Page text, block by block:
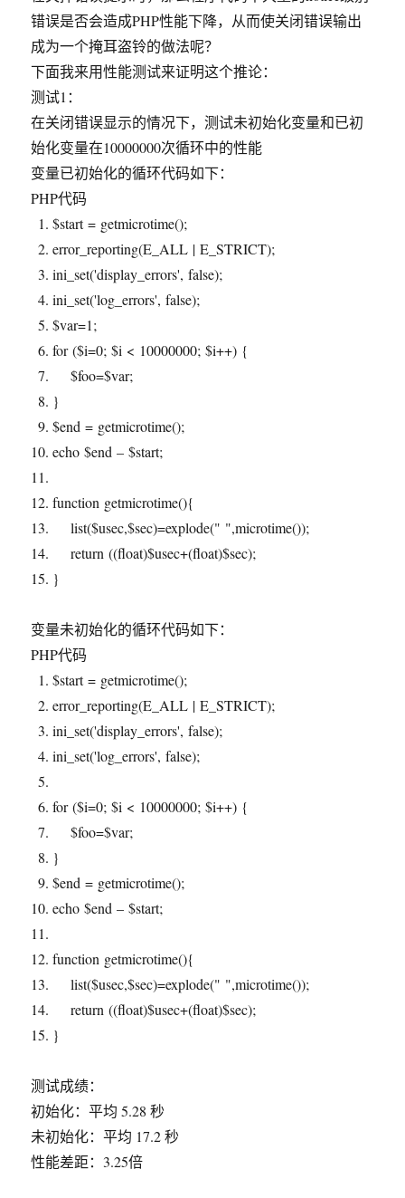
错误是否会造成PHP性能下降，从而使关闭错误输出
成为一个掩耳盗铃的做法呢？
下面我来用性能测试来证明这个推论：
测试1：
在关闭错误显示的情况下，测试未初始化变量和已初
始化变量在10000000次循环中的性能
变量已初始化的循环代码如下：
PHP代码
$start= getmicrotime();
error_reporting(E_ALL | E_STRICT);
ini_set('display_errors', false);
ini_set('log_errors', false);
$var=1;
for($i=0;$i < 10000000;$i++) {
$foo=$var;
}
$end = getmicrotime();
echo $end –$start;
function getmicrotime(){
list($usec,$sec)=explode(" ",microtime());
return ((float)$usec+(float)$sec);
}
变量未初始化的循环代码如下：
PHP代码
$start= getmicrotime();
error_reporting(E_ALL | E_STRICT);
ini_set('display_errors', false);
ini_set('log_errors', false);
for($i=0;$i < 10000000;$i++) {
$foo=$var;
}
$end = getmicrotime();
echo $end –$start;
function getmicrotime(){
list($usec,$sec)=explode(" ",microtime());
return ((float)$usec+(float)$sec);
}
测试成绩：
初始化：平均 5.28 秒
未初始化：平均 17.2 秒
性能差距：3.25倍